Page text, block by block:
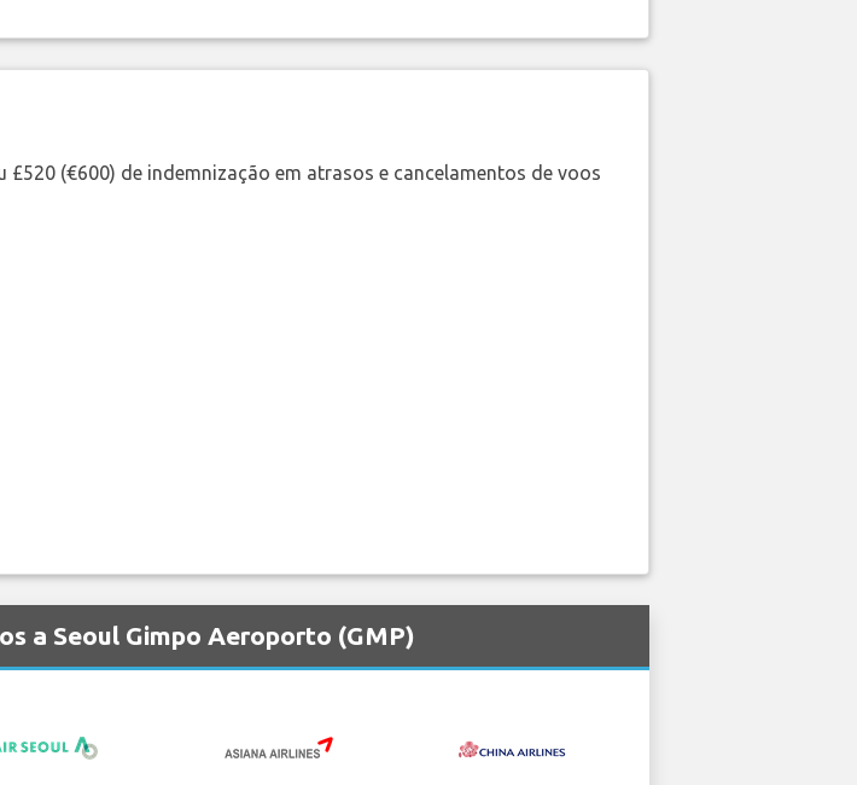
(€600) de indemnização em atrasos e cancelamentos de voos
a Seoul Gimpo Aeroporto (GMP)